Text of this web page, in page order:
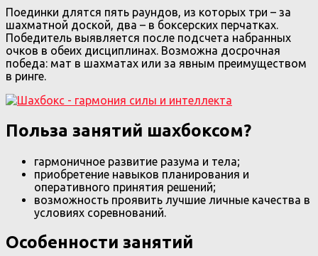
Поединки длятся пять раундов, из которых три – за
шахматной доской, два – в боксерских перчатках.
Победитель выявляется после подсчета набранных
очков в обеих дисциплинах. Возможна досрочная
победа: мат в шахматах или за явным преимуществом
в ринге.
Польза занятий шахбоксом?
гармоничное развитие разума и тела;
приобретение навыков планирования и
оперативного принятия решений;
возможность проявить лучшие личные качества в
условиях соревнований.
Особенности занятий